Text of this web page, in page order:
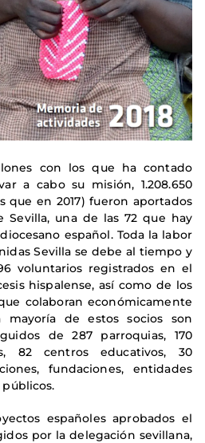
con los que ha contado
a cabo su misión, 1.208.650
que en 2017) fueron aportados
Sevilla, una de las 72 que hay
español. Toda la labor
Sevilla se debe al tiempo y
voluntarios registrados en el
hispalense, así como de los
colaboran económicamente
mayoría de estos socios son
de 287 parroquias, 170
82 centros educativos, 30
fundaciones, entidades
españoles aprobados el
por la delegación sevillana,